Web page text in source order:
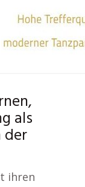
als
der
ihren